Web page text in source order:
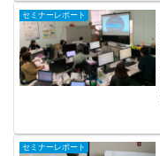
セミナーレポート
セミナーレポート